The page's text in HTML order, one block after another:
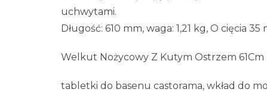
uchwytami.
Długość: 610 mm, waga: 1,21 kg, O cięcia 35
Welkut Nożycowy Z Kutym Ostrzem 61Cm
tabletki do basenu castorama, wkład do